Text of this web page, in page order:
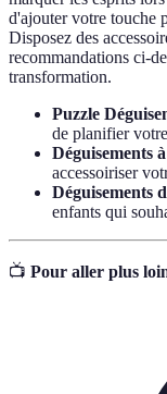
d'ajouter votre touche
Disposez des
recommandations ci-
transformation.
Puzzle
de planifier
Déguisements
accessoiriser
Déguisements
enfants qui
📺 Pour aller plus